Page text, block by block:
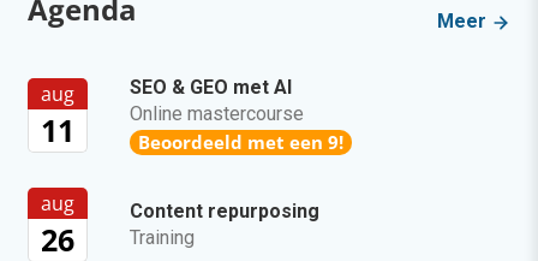
Agenda Meer
aug
11
SEO & GEO met AI
Online mastercourse
Beoordeeld met een 9!
aug
26
Content repurposing
Training